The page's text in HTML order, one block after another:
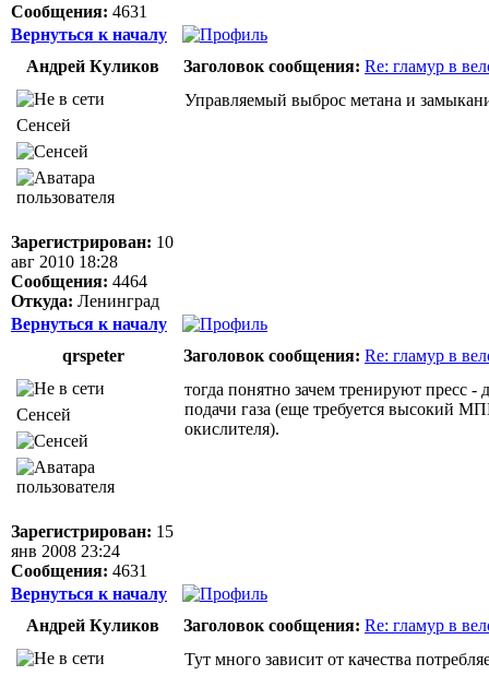
Сообщения: 4631
Вернуться к началу
Андрей Куликов
Заголовок сообщения: Re: гламур в
Сенсей
Зарегистрирован: 10
авг 2010 18:28
Сообщения: 4464
Откуда: Ленинград
Управляемый выброс метана и
Вернуться к началу
qrspeter
Заголовок сообщения: Re: гламур в
Сенсей
Зарегистрирован: 15
янв 2008 23:24
Сообщения: 4631
тогда понятно зачем тренируют пресс
подачи газа (еще требуется высокий
окислителя).
Вернуться к началу
Андрей Куликов
Заголовок сообщения: Re: гламур в
Тут много зависит от качества